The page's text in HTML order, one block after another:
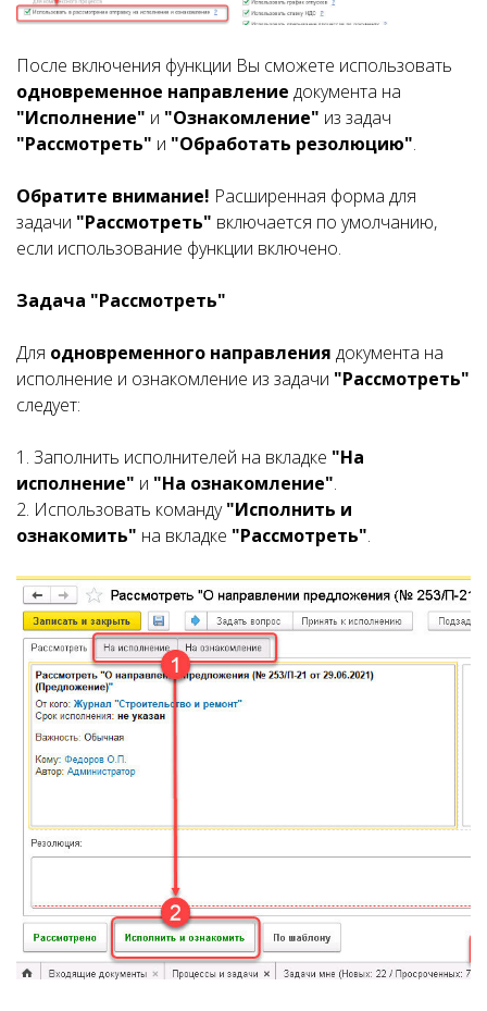
После включения функции Вы сможете использовать
одновременное направление документа на
"Исполнение" и "Ознакомление" из задач
"Рассмотреть" и "Обработать резолюцию".
Обратите внимание! Расширенная форма для
задачи "Рассмотреть" включается по умолчанию,
если использование функции включено.
Задача "Рассмотреть"
Для одновременного направления документа на
исполнение и ознакомление из задачи "Рассмотреть"
следует:
1. Заполнить исполнителей на вкладке "На
исполнение" и "На ознакомление".
2. Использовать команду"Исполнить и
ознакомить" на вкладке "Рассмотреть".